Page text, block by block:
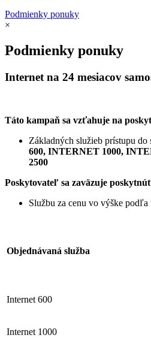
Podmienky ponuky
×
Podmienky ponuky
Internet na 24 mesiacov
Táto kampaň sa vzťahuje na
Základných služieb prístupu do
600, INTERNET 1000,
2500
Poskytovateľ sa zaväzuje
Službu za cenu vo výške
Objednávaná služba
Internet 600
Internet 1000